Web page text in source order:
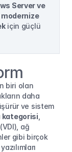
Server ve
modernize
için güçlü
daha
ve sistem
kategorisi
ağ
gibi birçok